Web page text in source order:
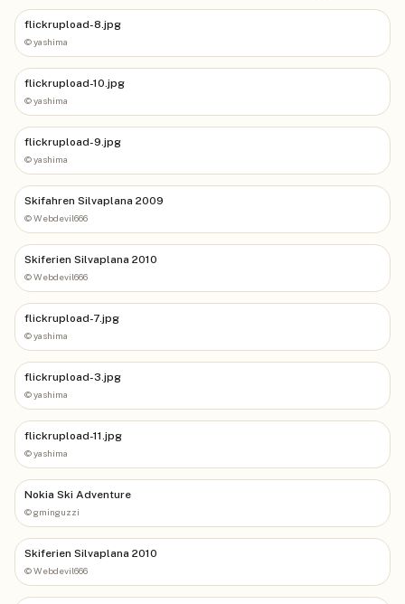
flickrupload-8.jpg
©yashima
flickrupload-10.jpg
©yashima
flickrupload-9.jpg
©yashima
Skifahren Silvaplana 2009
©Webdevil666
Skiferien Silvaplana 2010
©Webdevil666
flickrupload-7.jpg
©yashima
flickrupload-3.jpg
©yashima
flickrupload-11.jpg
©yashima
Nokia Ski Adventure
©gminguzzi
Skiferien Silvaplana 2010
©Webdevil666